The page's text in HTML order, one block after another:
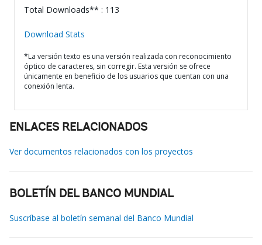
Total Downloads** : 113
Download Stats
*La versión texto es una versión realizada con reconocimiento
óptico de caracteres, sin corregir. Esta versión se ofrece
únicamente en beneficio de los usuarios que cuentan con una
conexión lenta.
ENLACES RELACIONADOS
Ver documentos relacionados con los proyectos
BOLETÍN DEL BANCO MUNDIAL
Suscríbase al boletín semanal del Banco Mundial